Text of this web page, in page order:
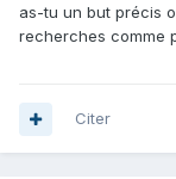
as-tu un but précis
recherches comme
Citer